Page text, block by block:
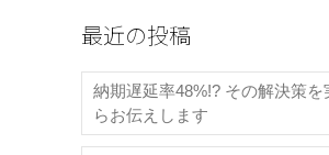
最近の投稿
納期遅延率48%!? その解決策を
らお伝えします